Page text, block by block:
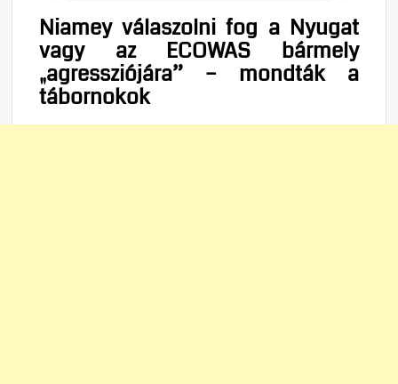
Niamey válaszolni fog a Nyugat
vagy az ECOWAS bármely
„agressziójára” – mondták a
tábornokok